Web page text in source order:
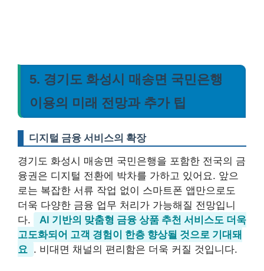
5. 경기도 화성시 매송면 국민은행
이용의 미래 전망과 추가 팁
디지털 금융 서비스의 확장
경기도 화성시 매송면 국민은행을 포함한 전국의 금
융권은 디지털 전환에 박차를 가하고 있어요. 앞으
로는 복잡한 서류 작업 없이 스마트폰 앱만으로도
더욱 다양한 금융 업무 처리가 가능해질 전망입니
다.
AI 기반의 맞춤형 금융 상품 추천 서비스도 더욱
고도화되어 고객 경험이 한층 향상될 것으로 기대돼
요
. 비대면 채널의 편리함은 더욱 커질 것입니다.